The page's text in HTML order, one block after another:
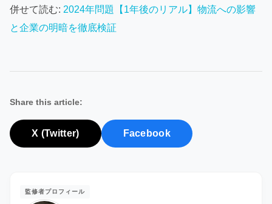
併せて読む: 2024年問題【1年後のリアル】物流への影響
と企業の明暗を徹底検証
Share this article:
X (Twitter) Facebook
監修者プロフィール